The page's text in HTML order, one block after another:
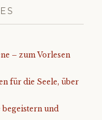
– zum Vorlesen
für die Seele, über
begeistern und